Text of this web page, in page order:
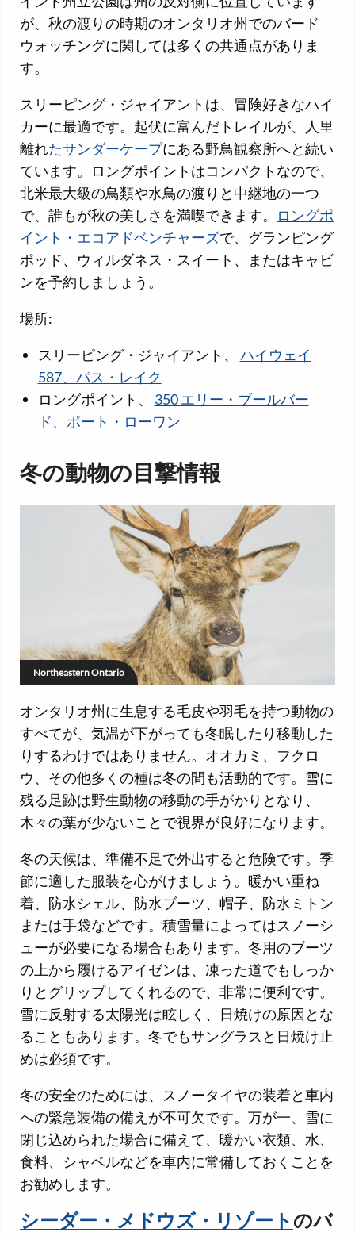
が、秋の渡りの時期のオンタリオ州でのバード
ウォッチングに関しては多くの共通点がありま
す。
スリーピング・ジャイアントは、冒険好きなハイ
カーに最適です。起伏に富んだトレイルが、人里
離れたサンダーケープにある野鳥観察所へと続い
ています。ロングポイントはコンパクトなので、
北米最大級の鳥類や水鳥の渡りと中継地の一つ
で、誰もが秋の美しさを満喫できます。
ロングポ
イント・エコアドベンチャーズで、グランピング
ポッド、ウィルダネス・スイート、またはキャビ
ンを予約しましょう。
場所:
スリーピング・ジャイアント、 ハイウェイ
587、パス・レイク
ロングポイント、 350 エリー・ブールバー
ド、ポート・ローワン
冬の動物の目撃情報
Northeastern Ontario
オンタリオ州に生息する毛皮や羽毛を持つ動物の
すべてが、気温が下がっても冬眠したり移動した
りするわけではありません。オオカミ、フクロ
ウ、その他多くの種は冬の間も活動的です。雪に
残る足跡は野生動物の移動の手がかりとなり、
木々の葉が少ないことで視界が良好になります。
冬の天候は、準備不足で外出すると危険です。季
節に適した服装を心がけましょう。暖かい重ね
着、防水シェル、防水ブーツ、帽子、防水ミトン
または手袋などです。積雪量によってはスノーシ
ューが必要になる場合もあります。冬用のブーツ
の上から履けるアイゼンは、凍った道でもしっか
りとグリップしてくれるので、非常に便利です。
雪に反射する太陽光は眩しく、日焼けの原因とな
ることもあります。冬でもサングラスと日焼け止
めは必須です。
冬の安全のためには、スノータイヤの装着と車内
への緊急装備の備えが不可欠です。万が一、雪に
閉じ込められた場合に備えて、暖かい衣類、水、
食料、シャベルなどを車内に常備しておくことを
お勧めします。
シーダー・メドウズ・リゾートのバ